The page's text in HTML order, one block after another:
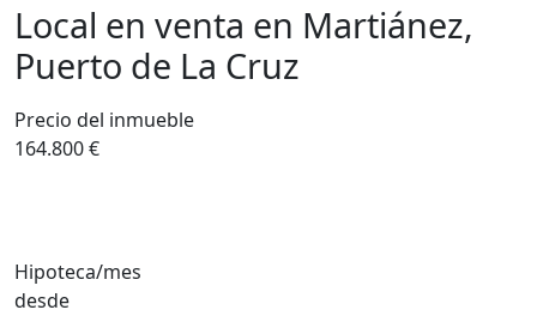
Local en venta en Martiánez,
Puerto de La Cruz
Precio del inmueble
164.800 €
Hipoteca/mes
desde